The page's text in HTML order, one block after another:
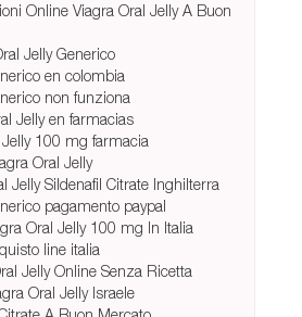
Online Viagra Oral Jelly A Buon
Jelly Generico
en colombia
non funziona
Jelly en farmacias
100 mg farmacia
Oral Jelly
Jelly Sildenafil Citrate Inghilterra
pagamento paypal
Oral Jelly 100 mg In Italia
line italia
Jelly Online Senza Ricetta
Oral Jelly Israele